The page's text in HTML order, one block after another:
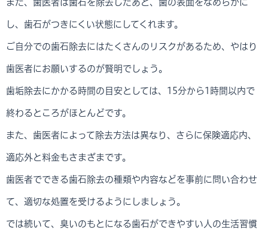
し、歯石がつきにくい状態にしてくれます。
ご自分での歯石除去にはたくさんのリスクがあるため、やはり
歯医者にお願いするのが賢明でしょう。
歯垢除去にかかる時間の目安としては、15分から1時間以内で
終わるところがほとんどです。
また、歯医者によって除去方法は異なり、さらに保険適応内、
適応外と料金もさまざまです。
歯医者でできる歯石除去の種類や内容などを事前に問い合わせ
て、適切な処置を受けるようにしましょう。
では続いて、臭いのもとになる歯石ができやすい人の生活習慣